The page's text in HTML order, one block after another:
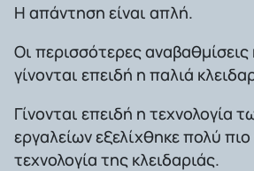
Η απάντηση είναι απλή.
Οι περισσότερες αναβαθμίσεις
γίνονται επειδή η παλιά
Γίνονται επειδή η τεχνολογία
εργαλείων εξελίχθηκε πολύ
τεχνολογία της κλειδαριάς.